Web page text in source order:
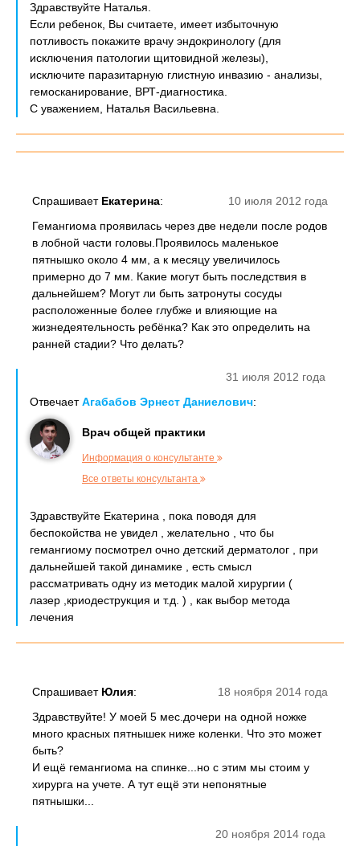
Здравствуйте Наталья.
Если ребенок, Вы считаете, имеет избыточную
потливость покажите врачу эндокринологу (для
исключения патологии щитовидной железы),
исключите паразитарную глистную инвазию - анализы,
гемосканирование, ВРТ-диагностика.
С уважением, Наталья Васильевна.
10 июля 2012 года
Спрашивает Екатерина:
Гемангиома проявилась через две недели после родов
в лобной части головы.Проявилось маленькое
пятнышко около 4 мм, а к месяцу увеличилось
примерно до 7 мм. Какие могут быть последствия в
дальнейшем? Могут ли быть затронуты сосуды
расположенные более глубже и влияющие на
жизнедеятельность ребёнка? Как это определить на
ранней стадии? Что делать?
31 июля 2012 года
ОтвечаетАгабабов Эрнест Даниелович:
Врач общей практики
Информация о консультанте
Все ответы консультанта
Здравствуйте Екатерина , пока поводя для
беспокойства не увидел , желательно , что бы
гемангиому посмотрел очно детский дерматолог , при
дальнейшей такой динамике , есть смысл
рассматривать одну из методик малой хирургии (
лазер ,криодеструкция и т.д. ) , как выбор метода
лечения
18 ноября 2014 года
Спрашивает Юлия:
Здравствуйте! У моей 5 мес.дочери на одной ножке
много красных пятнышек ниже коленки. Что это может
быть?
И ещё гемангиома на спинке...но с этим мы стоим у
хирурга на учете. А тут ещё эти непонятные
пятнышки...
20 ноября 2014 года